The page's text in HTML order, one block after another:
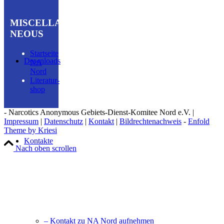
Downloads
Kontakte
– Kontakt zu NA Nord aufnehmen
MISCELLA­
NEOUS
Startseite
NA
Nord
Literatur­
shop
- Narcotics Anonymous Gebiets-Dienst-Komitee Nord e.V. |
Impressum | Datenschutz | Kontakt | Bildrechtenachweis - Enfold
Theme by Kriesi
Nach oben scrollen